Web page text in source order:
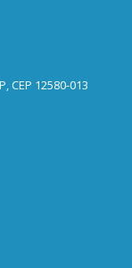
CEP 12580-013